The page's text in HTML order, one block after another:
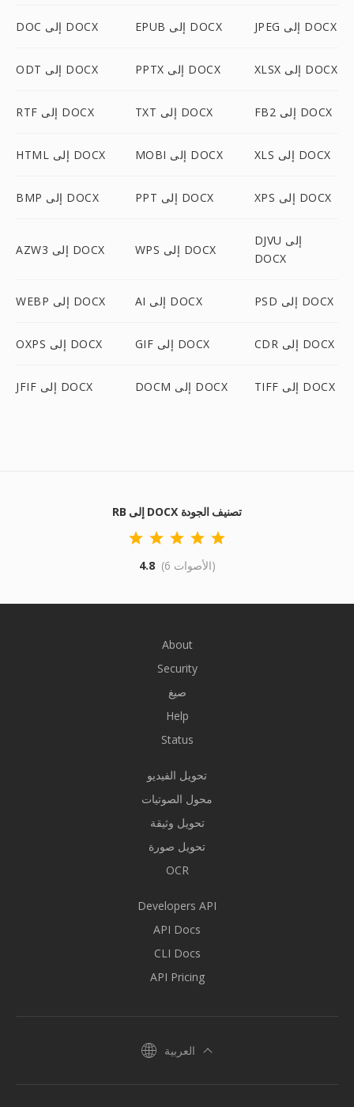
DOC إلى DOCX EPUB إلى DOCX JPEG إلى DOCX
ODT إلى DOCX PPTX إلى DOCX XLSX إلى DOCX
RTF إلى DOCX TXT إلى DOCX FB2 إلى DOCX
HTML إلى DOCX MOBI إلى DOCX XLS إلى DOCX
BMP إلى DOCX PPT إلى DOCX XPS إلى DOCX
AZW3 إلى DOCX WPS إلى DOCX
DJVU إلى
DOCX
WEBP إلى DOCX AI إلى DOCX PSD إلى DOCX
OXPS إلى DOCX GIF إلى DOCX CDR إلى DOCX
JFIF إلى DOCX DOCM إلى DOCX TIFF إلى DOCX
RB إلى DOCX تصنيف الجودة
4.8 (6 الأصوات)
About
Security
صيغ
Help
Status
تحويل الفيديو
محول الصوتيات
تحويل وثيقة
تحويل صورة
OCR
Developers API
API Docs
CLI Docs
API Pricing
العربية